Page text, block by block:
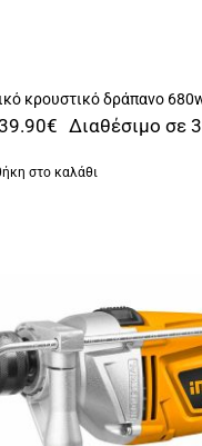
κρουστικό δράπανο
€ ΗΔιαθέσιμο σε
στο καλάθι